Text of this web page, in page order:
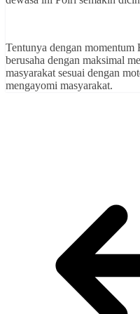
Tentunya dengan
berusaha dengan maksimal
masyarakat sesuai dengan
mengayomi masyarakat.